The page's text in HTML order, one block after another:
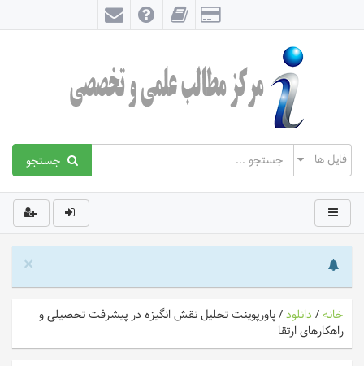
جستجو
×
خانه/ دانلود/پاورپوینت تحلیل نقش انگیزه در پیشرفت تحصیلی و
راهکارهای ارتقا